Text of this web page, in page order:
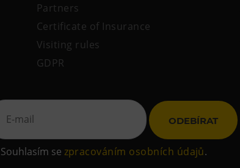
Partners
Certificate of Insurance
Visiting rules
GDPR
ODEBÍRAT
Souhlasím se zpracováním osobních údajů.